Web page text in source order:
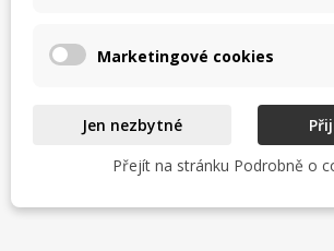
TISK
Marketingové cookies
Jen nezbytné
Přejít na stránku Podrobně o